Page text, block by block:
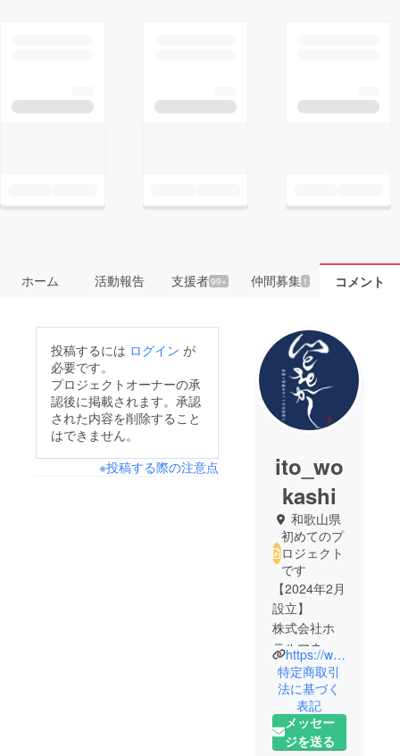
ホーム 活動報告 支援者99+ 仲間募集 1 コメント
投稿するには ログイン が
必要です。
プロジェクトオーナーの承
認後に掲載されます。承認
された内容を削除すること
はできません。
※投稿する際の注意点
ito_wo
kashi
和歌山県
初めてのプ
ロジェクト
です
【2024年2月
設立】
株式会社ホ
テルマネジ
メントいと
をかしは、
和歌山市を
拠点に宿泊
施設の運営
https://www.ito-wokashi.jp/
特定商取引
法に基づく
表記
メッセー
ジを送る